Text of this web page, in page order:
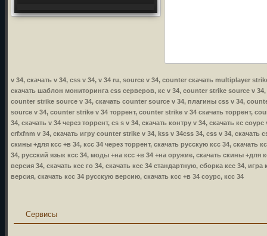
v 34, скачать v 34, css v 34, v 34 ru, source v 34, counter скачать multiplayer
скачать шаблон мониторинга css серверов, кс v 34, counter strike source v 34,
counter strike source v 34, скачать counter source v 34, плагины css v 34,
source v 34, counter strike v 34 торрент, counter strike v 34 скачать торрент,
34, скачать v 34 через торрент, cs s v 34, скачать контру v 34, скачать кс
crfxfnm v 34, скачать игру counter strike v 34, kss v 34css 34, css v 34, скачать
скины +для ксс +в 34, ксс 34 через торрент, скачать русскую ксс 34, скачать
34, русский язык ксс 34, моды +на ксс +в 34 +на оружие, скачать скины +для
версия 34, скачать ксс го 34, скачать ксс 34 стандартную, сборка ксс 34,
версия, скачать ксс 34 русскую версию, скачать ксс +в 34 соурс, ксс 34
Сервисы